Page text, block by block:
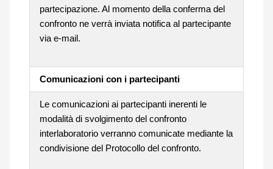
partecipazione. Al momento della conferma del
confronto ne verrà inviata notifica al partecipante
via e-mail.
Comunicazioni con i partecipanti
Le comunicazioni ai partecipanti inerenti le
modalità di svolgimento del confronto
interlaboratorio verranno comunicate mediante la
condivisione del Protocollo del confronto.